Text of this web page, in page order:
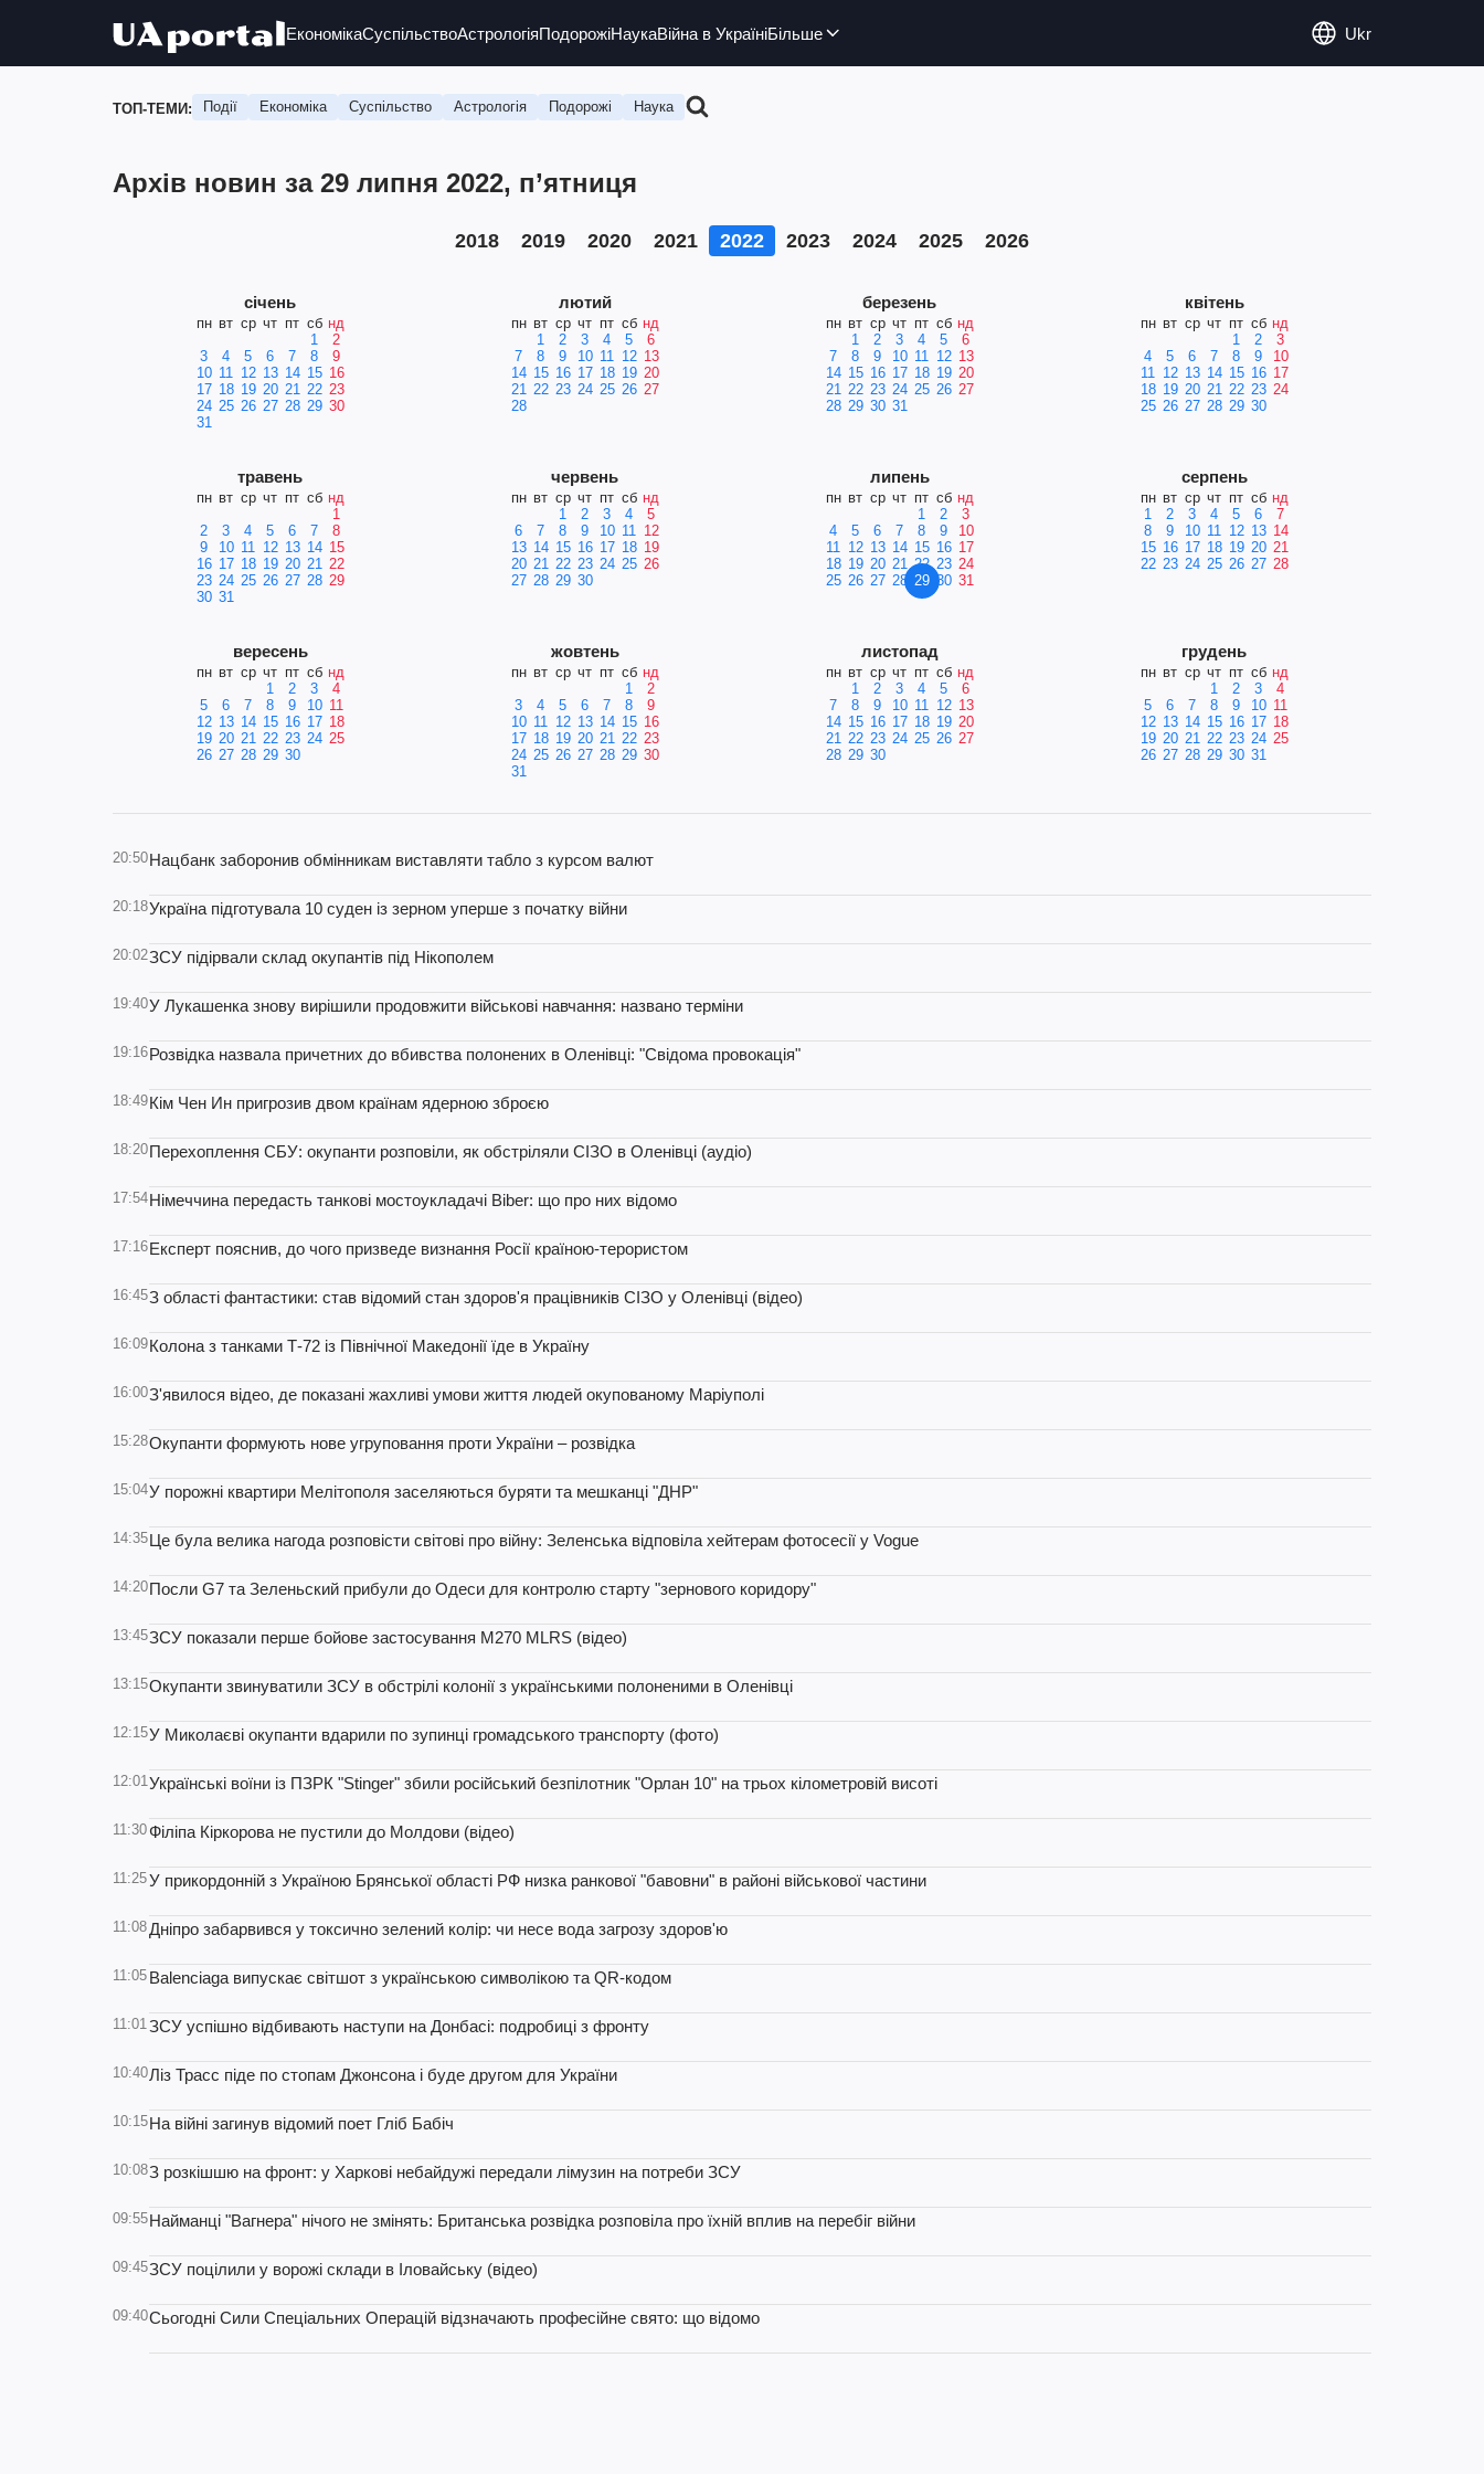
ЕкономікаСуспільствоАстрологіяПодорожіНаукаВійна в УкраїніБільше Ukr
ТОП-ТЕМИ: Події Економіка Суспільство Астрологія Подорожі Наука
Архів новин за 29 липня 2022, п’ятниця
2018 2019 2020 2021 2022 2023 2024 2025 2026
січень
пн вт ср чт пт сб нд
1
2
3
4 5 6 7 8
9
10 11 12 13 14 15 16
17 18 19 20 21 22 23
24 25 26 27 28 29 30
31
лютий
пн вт ср чт пт сб нд
1
2 3 4 5
6
7
8 9 10 11 12 13
14 15 16 17 18 19 20
21 22 23 24 25 26 27
28
березень
пн вт ср чт пт сб нд
1
2 3 4 5
6
7
8 9 10 11 12 13
14 15 16 17 18 19 20
21 22 23 24 25 26 27
28 29 30 31
квітень
пн вт ср чт пт сб нд
1
2
3
4
5 6 7 8 9
10
11 12 13 14 15 16 17
18 19 20 21 22 23 24
25 26 27 28 29 30
травень
пн вт ср чт пт сб нд
1
2
3 4 5 6 7
8
9
10 11 12 13 14 15
16 17 18 19 20 21 22
23 24 25 26 27 28 29
30 31
червень
пн вт ср чт пт сб нд
1
2 3 4
5
6
7 8 9 10 11 12
13 14 15 16 17 18 19
20 21 22 23 24 25 26
27 28 29 30
липень
пн вт ср чт пт сб нд
1
2
3
4
5 6 7 8 9
10
11 12 13 14 15 16 17
18 19 20 21 22 23 24
25 26 27 28 29 30 31
серпень
пн вт ср чт пт сб нд
1
2 3 4 5 6
7
8
9 10 11 12 13 14
15 16 17 18 19 20 21
22 23 24 25 26 27 28
вересень
пн вт ср чт пт сб нд
1
2 3
4
5
6 7 8 9 10 11
12 13 14 15 16 17 18
19 20 21 22 23 24 25
26 27 28 29 30
жовтень
пн вт ср чт пт сб нд
1
2
3
4 5 6 7 8
9
10 11 12 13 14 15 16
17 18 19 20 21 22 23
24 25 26 27 28 29 30
31
листопад
пн вт ср чт пт сб нд
1
2 3 4 5
6
7
8 9 10 11 12 13
14 15 16 17 18 19 20
21 22 23 24 25 26 27
28 29 30
грудень
пн вт ср чт пт сб нд
1
2 3
4
5
6 7 8 9 10 11
12 13 14 15 16 17 18
19 20 21 22 23 24 25
26 27 28 29 30 31
20:50Нацбанк заборонив обмінникам виставляти табло з курсом валют
20:18Україна підготувала 10 суден із зерном уперше з початку війни
20:02ЗСУ підірвали склад окупантів під Нікополем
19:40У Лукашенка знову вирішили продовжити військові навчання: названо терміни
19:16Розвідка назвала причетних до вбивства полонених в Оленівці: "Свідома провокація"
18:49Кім Чен Ин пригрозив двом країнам ядерною зброєю
18:20Перехоплення СБУ: окупанти розповіли, як обстріляли СІЗО в Оленівці (аудіо)
17:54Німеччина передасть танкові мостоукладачі Biber: що про них відомо
17:16Експерт пояснив, до чого призведе визнання Росії країною-терористом
16:45З області фантастики: став відомий стан здоров'я працівників СІЗО у Оленівці (відео)
16:09Колона з танками Т-72 із Північної Македонії їде в Україну
16:00З'явилося відео, де показані жахливі умови життя людей окупованому Маріуполі
15:28Окупанти формують нове угруповання проти України – розвідка
15:04У порожні квартири Мелітополя заселяються буряти та мешканці "ДНР"
14:35Це була велика нагода розповісти світові про війну: Зеленська відповіла хейтерам фотосесії у Vogue
14:20Посли G7 та Зеленьский прибули до Одеси для контролю старту "зернового коридору"
13:45ЗСУ показали перше бойове застосування М270 MLRS (відео)
13:15Окупанти звинуватили ЗСУ в обстрілі колонії з українськими полоненими в Оленівці
12:15У Миколаєві окупанти вдарили по зупинці громадського транспорту (фото)
12:01Українські воїни із ПЗРК "Stinger" збили російський безпілотник "Орлан 10" на трьох кілометровій висоті
11:30Філіпа Кіркорова не пустили до Молдови (відео)
11:25У прикордонній з Україною Брянської області РФ низка ранкової "бавовни" в районі військової частини
11:08Дніпро забарвився у токсично зелений колір: чи несе вода загрозу здоров'ю
11:05 Balenciaga випускає світшот з українською символікою та QR-кодом
11:01ЗСУ успішно відбивають наступи на Донбасі: подробиці з фронту
10:40Ліз Трасс піде по стопам Джонсона і буде другом для України
10:15На війні загинув відомий поет Гліб Бабіч
10:08З розкішшю на фронт: у Харкові небайдужі передали лімузин на потреби ЗСУ
09:55Найманці "Вагнера" нічого не змінять: Британська розвідка розповіла про їхній вплив на перебіг війни
09:45ЗСУ поцілили у ворожі склади в Іловайську (відео)
09:40Сьогодні Сили Спеціальних Операцій відзначають професійне свято: що відомо